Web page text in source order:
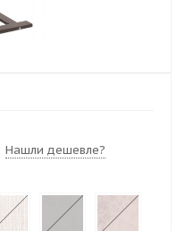
Нашли дешевле?